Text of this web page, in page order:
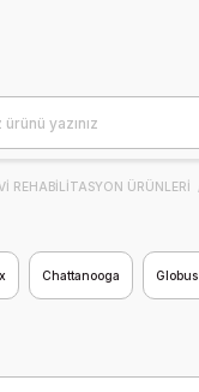
REHABİLİTASYON ÜRÜNLERİ
Chattanooga Globus